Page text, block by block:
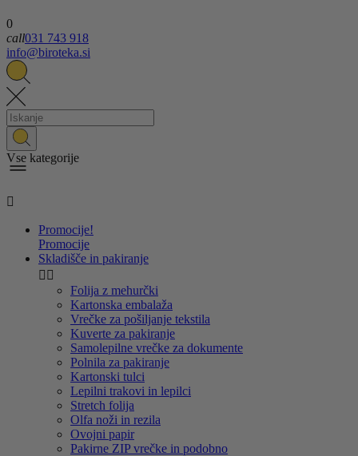
0
call031 743 918
info@biroteka.si
Vse kategorije

Promocije!
Promocije
Skladišče in pakiranje
 
Folija z mehurčki
Kartonska embalaža
Vrečke za pošiljanje tekstila
Kuverte za pakiranje
Samolepilne vrečke za dokumente
Polnila za pakiranje
Kartonski tulci
Lepilni trakovi in lepilci
Stretch folija
Olfa noži in rezila
Ovojni papir
Pakirne ZIP vrečke in podobno